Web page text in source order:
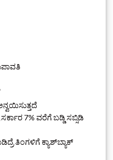
7% ವರೆಗೆ ಬಡ್ಡಿ ಸಬ್ಸಿಡಿ
ತಿಂಗಳಿಗೆ ಕ್ಯಾಶ್‌ಬ್ಯಾಕ್